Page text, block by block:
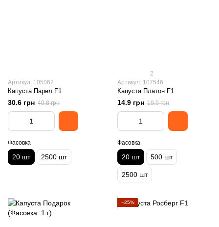
Артикул: 105062
Капуста Парел F1
30.6 грн 40.8 грн
Фасовка
20 шт 2500 шт
2
Артикул: 107546
Капуста Платон F1
14.9 грн 19.9 грн
Фасовка
20 шт 500 шт
2500 шт
−25%